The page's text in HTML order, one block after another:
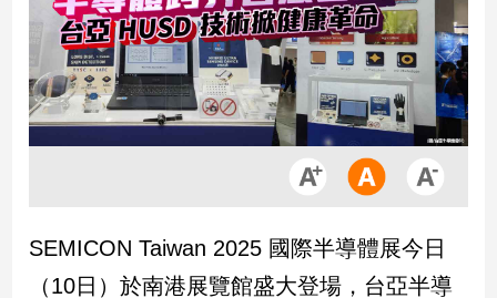
房
產
品
政
SEMICON Taiwan 2025 國際半導體展今日
（10日）於南港展覽館盛大登場，台亞半導